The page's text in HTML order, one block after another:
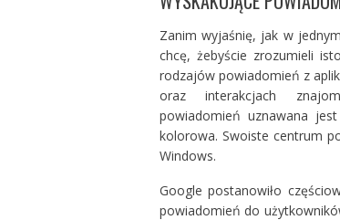
Zanim wyjaśnię, jak w
chcę, żebyście zrozumieli
rodzajów powiadomień z
oraz interakcjach
powiadomień uznawana
kolorowa. Swoiste centrum
Windows.
Google postanowiło
powiadomień do